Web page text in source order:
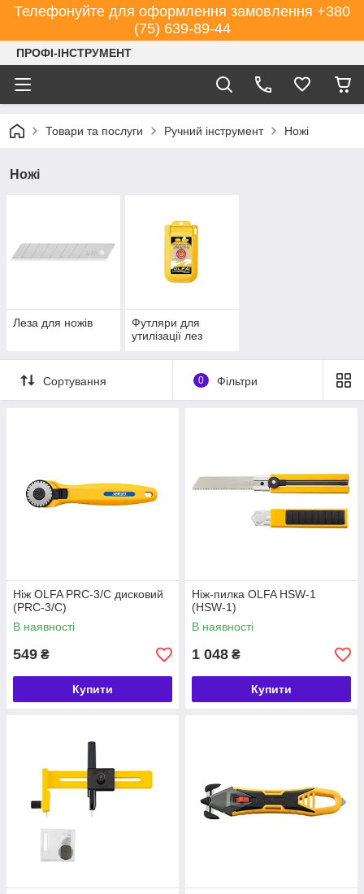
Телефонуйте для оформлення замовлення +380
(75) 639-89-44
ПРОФІ-ІНСТРУМЕНТ
Товари та послуги Ручний інструмент Ножі
Ножі
Леза для ножів
Футляри для
утилізації лез
Сортування 0 Фільтри
Ніж OLFA PRC-3/C дисковий
(PRC-3/C)
В наявності
549 ₴
Купити
Ніж-пилка OLFA HSW-1
(HSW-1)
В наявності
1 048 ₴
Купити